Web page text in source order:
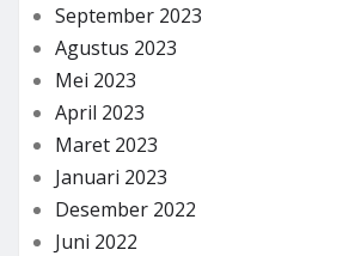
September 2023
Agustus 2023
Mei 2023
April 2023
Maret 2023
Januari 2023
Desember 2022
Juni 2022